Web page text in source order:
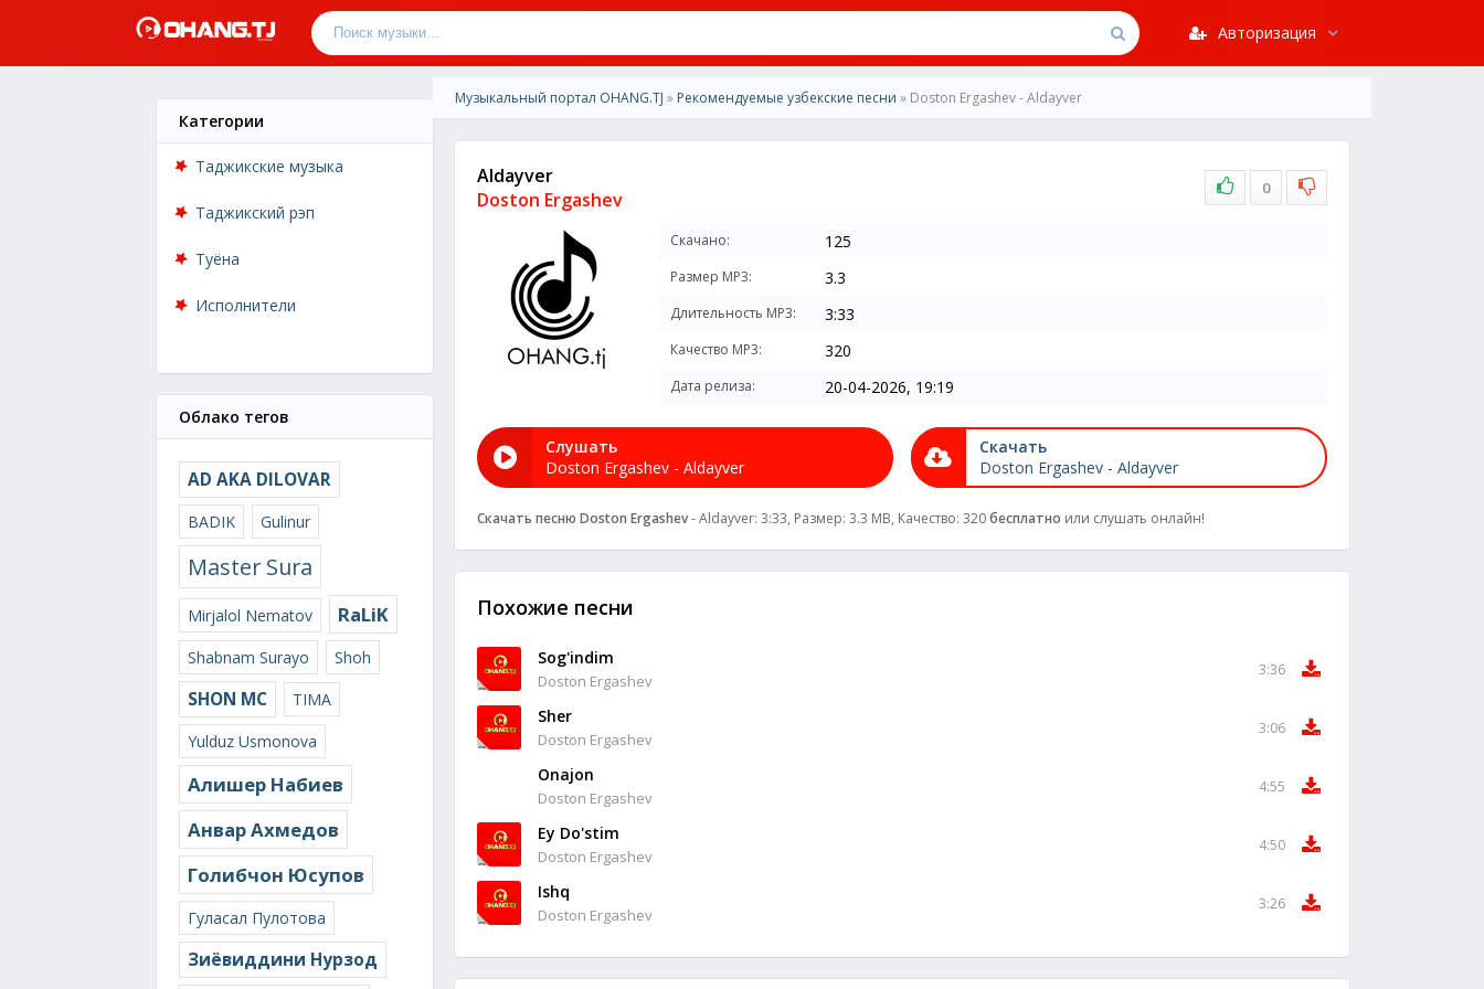
Авторизация
Категории
Таджикские музыка
Таджикский рэп
Туёна
Исполнители
Облако тегов
AD AKA DILOVAR
BADIK Gulinur
Master Sura
Mirjalol Nematov RaLiK
Shabnam Surayo Shoh
SHON MC
TIMA
Yulduz Usmonova
Алишер Набиев
Анвар Ахмедов
Голибчон Юсупов
Гуласал Пулотова
Зиёвиддини Нурзод
Музыкальный портал OHANG.TJ » Рекомендуемые узбекские песни » Doston Ergashev - Aldayver
Aldayver
Doston Ergashev
0
Скачано: 125
Размер MP3: 3.3
Длительность MP3: 3:33
Качество MP3: 320
Дата релиза: 20-04-2026, 19:19
Слушать
Doston Ergashev - Aldayver
Скачать
Doston Ergashev - Aldayver
Скачать песню Doston Ergashev- Aldayver: 3:33, Размер: 3.3 MB, Качество: 320бесплатно или слушать онлайн!
Похожие песни
Sog'indim
Doston Ergashev
3:36
Sher
Doston Ergashev
3:06
Onajon
Doston Ergashev
4:55
Ey Do'stim
Doston Ergashev
4:50
Ishq
Doston Ergashev
3:26